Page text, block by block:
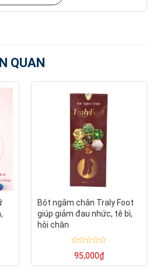
QUAN
Bột ngâm chân Traly Foot
giúp giảm đau nhức, tê bì,
hôi chân
Được
xếp
hạng
95,000₫